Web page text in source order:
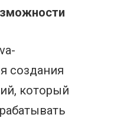
создания
который